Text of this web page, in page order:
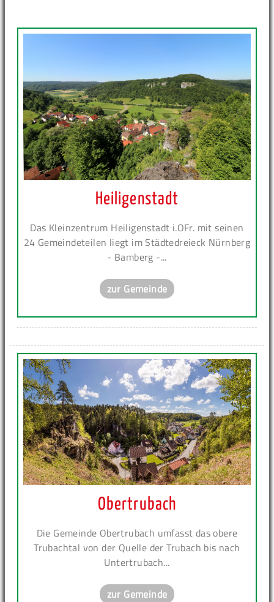
Heiligenstadt
Das Kleinzentrum Heiligenstadt i.OFr. mit seinen
24 Gemeindeteilen liegt im Städtedreieck Nürnberg
- Bamberg -...
zur Gemeinde
Obertrubach
Die Gemeinde Obertrubach umfasst das obere
Trubachtal von der Quelle der Trubach bis nach
Untertrubach...
zur Gemeinde